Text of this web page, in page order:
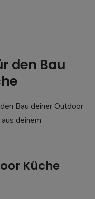
den Bau
Bau deiner Outdoor
deinem
Küche